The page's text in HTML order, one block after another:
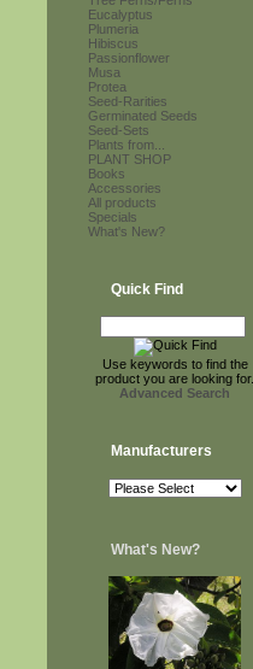
Eucalyptus
Plumeria
Hibiscus
Passionflower
Musa
Protea
Seed-Rarities
Germinated Seeds
Seed-Sets
Plants from...
PLANT SHOP
Books
Accessories
All products
Specials
What's New?
Quick Find
Use keywords to find the
product you are looking for.
Advanced Search
Manufacturers
What's New?